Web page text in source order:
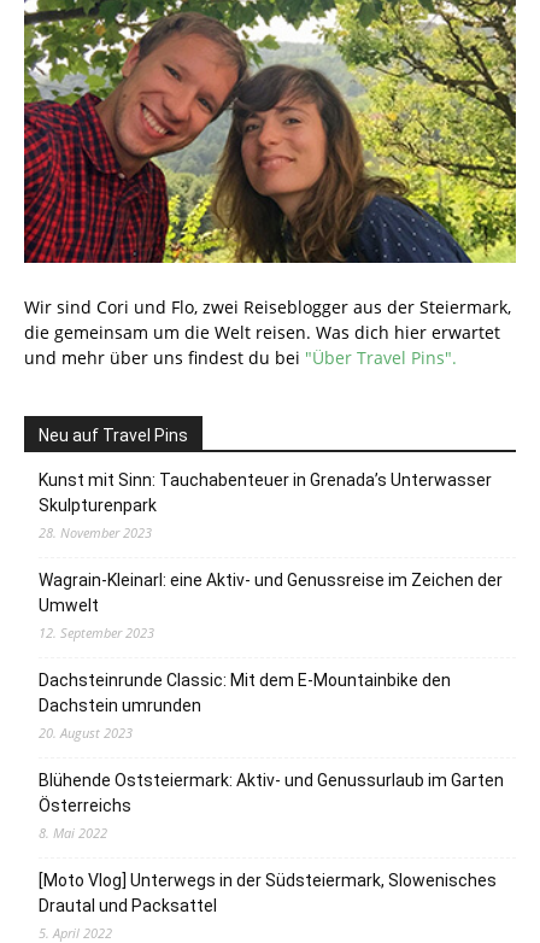
Wir sind Cori und Flo, zwei Reiseblogger aus der Steiermark,
die gemeinsam um die Welt reisen. Was dich hier erwartet
und mehr über uns findest du bei "Über Travel Pins".
Neu auf Travel Pins
Kunst mit Sinn: Tauchabenteuer in Grenada’s Unterwasser
Skulpturenpark
28. November 2023
Wagrain-Kleinarl: eine Aktiv- und Genussreise im Zeichen der
Umwelt
12. September 2023
Dachsteinrunde Classic: Mit dem E-Mountainbike den
Dachstein umrunden
20. August 2023
Blühende Oststeiermark: Aktiv- und Genussurlaub im Garten
Österreichs
8. Mai 2022
[Moto Vlog] Unterwegs in der Südsteiermark, Slowenisches
Drautal und Packsattel
5. April 2022